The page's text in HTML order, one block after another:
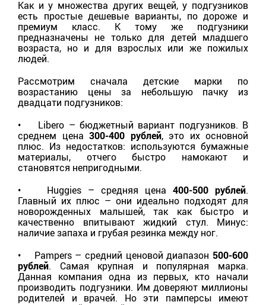
Как и у множества других вещей, у подгузников
есть простые дешевые варианты, по дороже и
премиум класс. К тому же подгузники
предназначены не только для детей младшего
возраста, но и для взрослых или же пожилых
людей.
Рассмотрим сначала детские марки по
возрастанию цены за небольшую пачку из
двадцати подгузников:
• Libero – бюджетный вариант подгузников. В
среднем цена 300-400 рублей, это их основной
плюс. Из недостатков: используются бумажные
материалы, отчего быстро намокают и
становятся непригодными.
• Huggies – средняя цена 400-500 рублей.
Главный их плюс – они идеально подходят для
новорожденных малышей, так как быстро и
качественно впитывают жидкий стул. Минус:
наличие запаха и грубая резинка между ног.
• Pampers – средний ценовой диапазон 500-600
рублей. Самая крупная и популярная марка.
Данная компания одна из первых, кто начали
производить подгузники. Им доверяют миллионы
родителей и врачей. Но эти памперсы имеют